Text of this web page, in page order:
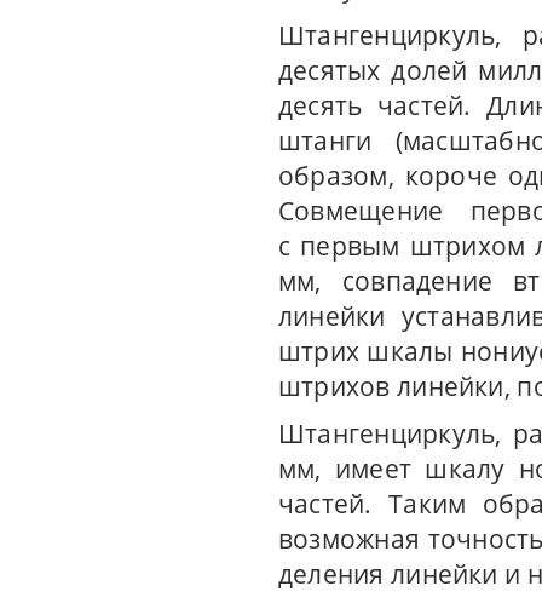
Штангенциркуль,
десятых долей
десять частей.
штанги
образом, короче
Совмещение
с первым штрихом
мм, совпадение
линейки
штрих шкалы
штрихов линейки,
Штангенциркуль,
мм, имеет шкалу
частей. Таким
возможная
деления линейки и